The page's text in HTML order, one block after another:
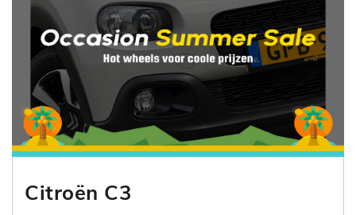
Citroën C3